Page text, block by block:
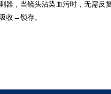
器，当镜头沾染血污时，无需
收→锁存。